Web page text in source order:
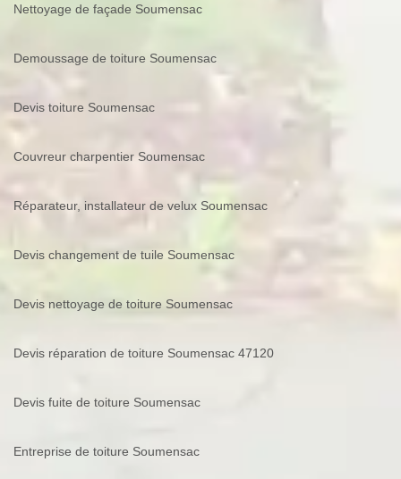
Nettoyage de façade Soumensac
Demoussage de toiture Soumensac
Devis toiture Soumensac
Couvreur charpentier Soumensac
Réparateur, installateur de velux Soumensac
Devis changement de tuile Soumensac
Devis nettoyage de toiture Soumensac
Devis réparation de toiture Soumensac 47120
Devis fuite de toiture Soumensac
Entreprise de toiture Soumensac